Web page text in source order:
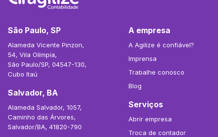
São Paulo, SP
Alameda Vicente Pinzon,
54, Vila Olímpia,
São Paulo/SP, 04547-130,
Cubo Itaú
Salvador, BA
Alameda Salvador, 1057,
Caminho das Árvores,
Salvador/BA, 41820-790
A empresa
A Agilize é confiável?
Imprensa
Trabalhe conosco
Blog
Serviços
Abrir empresa
Troca de contador